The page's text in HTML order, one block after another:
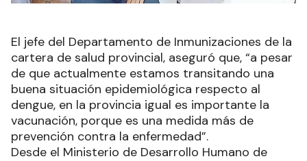
El jefe del Departamento de Inmunizaciones de la
cartera de salud provincial, aseguró que, “a pesar
de que actualmente estamos transitando una
buena situación epidemiológica respecto al
dengue, en la provincia igual es importante la
vacunación, porque es una medida más de
prevención contra la enfermedad”.
Desde el Ministerio de Desarrollo Humano de